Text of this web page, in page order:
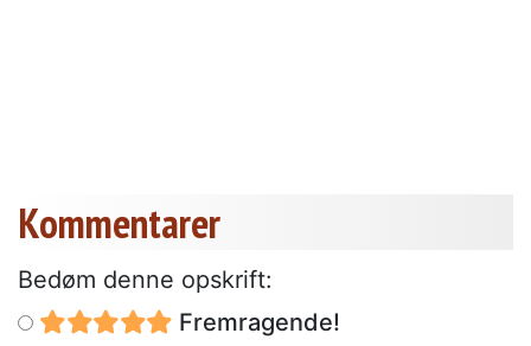
Kommentarer
Bedøm denne opskrift:
Fremragende!